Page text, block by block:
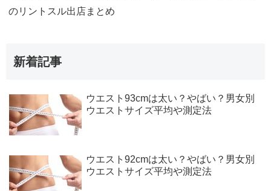
のリントスル出店まとめ
新着記事
ウエスト93cmは太い？やばい？男女別
ウエストサイズ平均や測定法
ウエスト92cmは太い？やばい？男女別
ウエストサイズ平均や測定法